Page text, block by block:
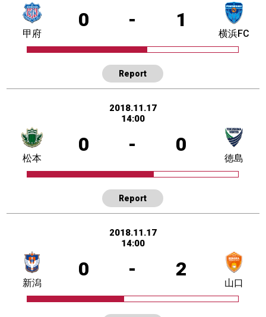
0 - 1
甲府 横浜FC
Report
2018.11.17
14:00
0 - 0
松本 徳島
Report
2018.11.17
14:00
0 - 2
新潟 山口